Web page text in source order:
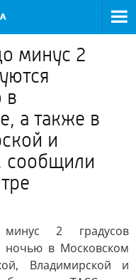
минус 2
в
а также в
и
сообщили
2 градусов
ночью в Московском
Владимирской и